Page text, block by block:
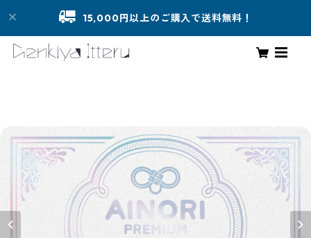
15,000円以上のご購入で送料無料！